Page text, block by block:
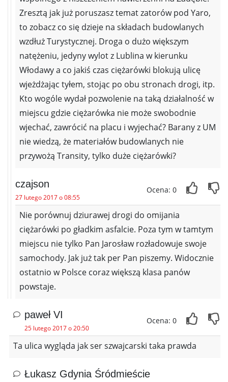
Zresztą jak już poruszasz temat zatorów pod Yaro,
to zobacz co się dzieje na składach budowlanych
wzdłuż Turystycznej. Droga o dużo większym
natężeniu, jedyny wylot z Lublina w kierunku
Włodawy a co jakiś czas ciężarówki blokują ulicę
wjeżdżając tyłem, stojąc po obu stronach drogi, itp.
Kto wogóle wydał pozwolenie na taką działalność w
miejscu gdzie ciężarówka nie może swobodnie
wjechać, zawrócić na placu i wyjechać? Barany z UM
nie wiedzą, że materiałów budowlanych nie
przywożą Transity, tylko duże ciężarówki?
czajson
27 lutego 2017 o 08:55
Ocena: 0
Nie porównuj dziurawej drogi do omijania
ciężarówki po gładkim asfalcie. Poza tym w tamtym
miejscu nie tylko Pan Jarosław rozładowuje swoje
samochody. Jak już tak per Pan piszemy. Widocznie
ostatnio w Polsce coraz większą klasa panów
powstaje.
paweł VI
25 lutego 2017 o 20:50
Ocena: 0
Ta ulica wygląda jak ser szwajcarski taka prawda
Łukasz Gdynia Śródmieście